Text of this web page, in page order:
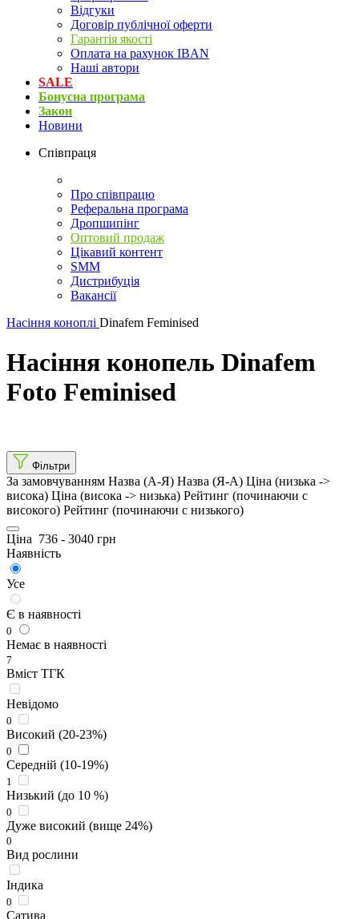
Відгуки
Договір публічної оферти
Гарантія якості
Оплата на рахунок IBAN
Наші автори
SALE
Бонусна програма
Закон
Новини
Співпраця
Про співпрацю
Реферальна програма
Дропшипінг
Оптовий продаж
Цікавий контент
SMM
Дистрибуція
Вакансії
Насіння коноплі Dinafem Feminised
Насіння конопель Dinafem
Foto Feminised
Фільтри
За замовчуванням Назва (А-Я) Назва (Я-А) Ціна (низька ->
висока) Ціна (висока -> низька) Рейтинг (починаючи с
високого) Рейтинг (починаючи с низького)
Ціна 736 - 3040 грн
Наявність
Усе
Є в наявності
0
Немає в наявності
7
Вміст ТГК
Невідомо
0
Високий (20-23%)
0
Середній (10-19%)
1
Низький (до 10 %)
0
Дуже високий (вище 24%)
0
Вид рослини
Індика
0
Сатива